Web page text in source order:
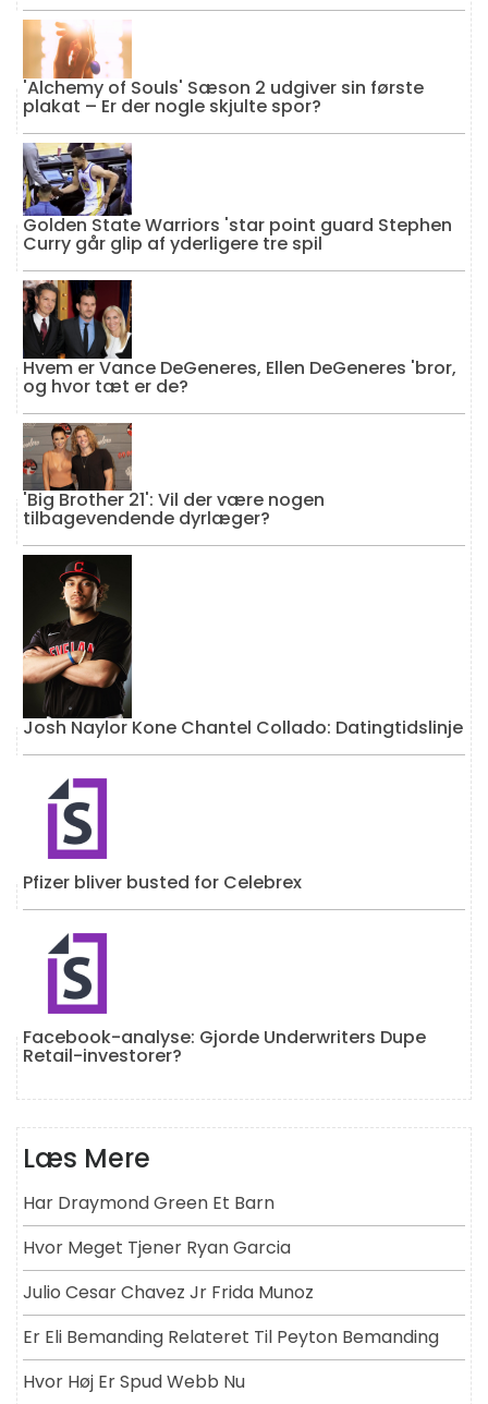
'Alchemy of Souls' Sæson 2 udgiver sin første
plakat – Er der nogle skjulte spor?
Golden State Warriors 'star point guard Stephen
Curry går glip af yderligere tre spil
Hvem er Vance DeGeneres, Ellen DeGeneres 'bror,
og hvor tæt er de?
'Big Brother 21': Vil der være nogen
tilbagevendende dyrlæger?
Josh Naylor Kone Chantel Collado: Datingtidslinje
Pfizer bliver busted for Celebrex
Facebook-analyse: Gjorde Underwriters Dupe
Retail-investorer?
Læs Mere
Har Draymond Green Et Barn
Hvor Meget Tjener Ryan Garcia
Julio Cesar Chavez Jr Frida Munoz
Er Eli Bemanding Relateret Til Peyton Bemanding
Hvor Høj Er Spud Webb Nu